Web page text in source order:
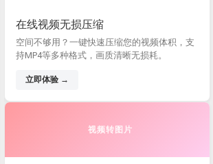
在线视频无损压缩
空间不够用？一键快速压缩您的视频体积，支
持MP4等多种格式，画质清晰无损耗。
立即体验 →
视频转图片